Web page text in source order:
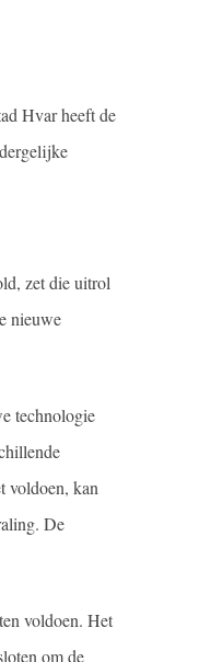
Hvar heeft de
zet die uitrol
nieuwe
technologie
voldoen, kan
De
voldoen. Het
om de